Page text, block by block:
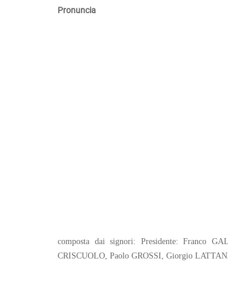
Pronuncia
composta dai signori: Presidente: Franco
CRISCUOLO, Paolo GROSSI, Giorgio